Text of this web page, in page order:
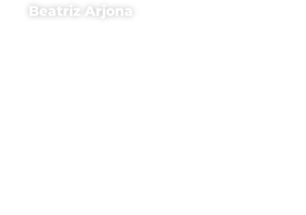
Beatriz Arjona